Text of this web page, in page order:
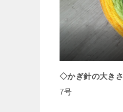
◇かぎ針の大きさ
7号